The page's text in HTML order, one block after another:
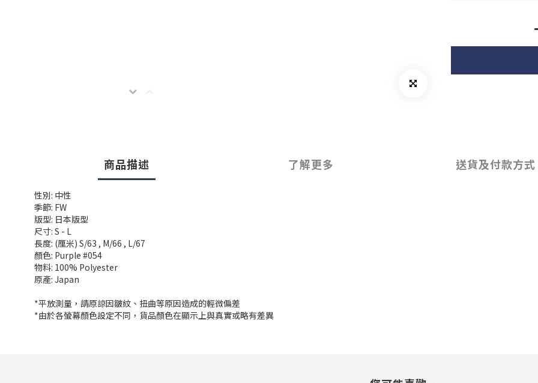
商品描述 了解更多 送貨及付款方式
性別: 中性
季節: FW
版型: 日本版型
尺寸: S - L
長度: (厘米) S/63 , M/66 , L/67
顏色: Purple #054
物料: 100% Polyester
原產: Japan
*平放測量，請原諒因皺紋、扭曲等原因造成的輕微偏差
*由於各螢幕顏色設定不同，貨品顏色在顯示上與真實或略有差異